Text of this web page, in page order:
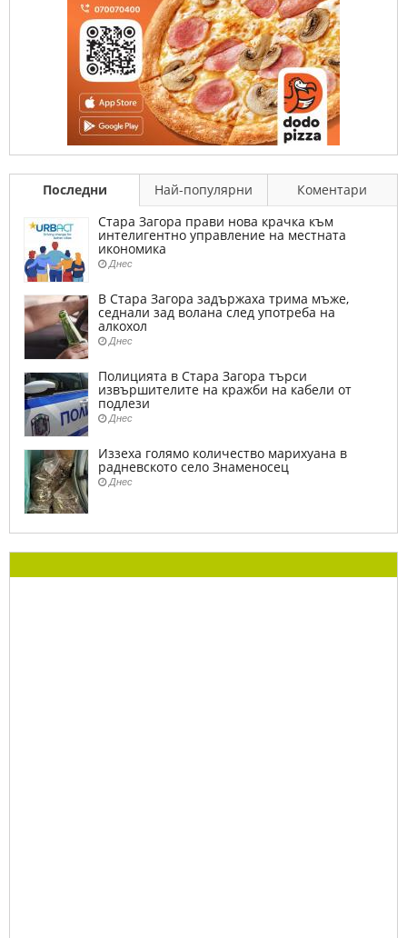
Последни Най-популярни
Коментари
Стара Загора прави нова крачка към
интелигентно управление на местната
икономика
Днес
В Стара Загора задържаха трима мъже,
седнали зад волана след употреба на
алкохол
Днес
Полицията в Стара Загора търси
извършителите на кражби на кабели от
подлези
Днес
Иззеха голямо количество марихуана в
радневското село Знаменосец
Днес